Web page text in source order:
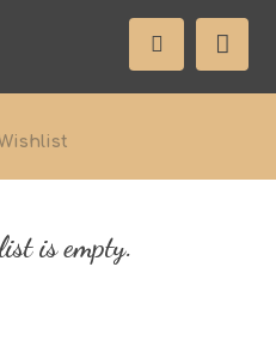
is empty.